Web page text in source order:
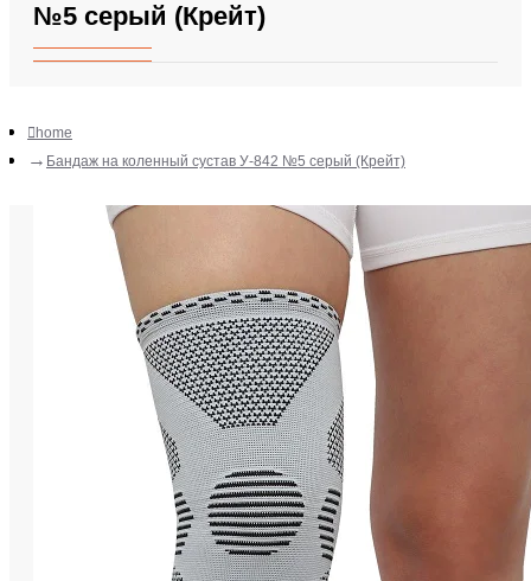
№5 серый (Крейт)
home
Бандаж на коленный сустав У-842 №5 серый (Крейт)